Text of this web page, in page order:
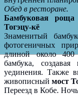
Обед в ресторане.
Бамбуковая
Тогэцу-кё
Знаменитый
фотогеничных
длиной около 400
бамбука,
уединения. Также
живописный мост
Переезд в Кобе.